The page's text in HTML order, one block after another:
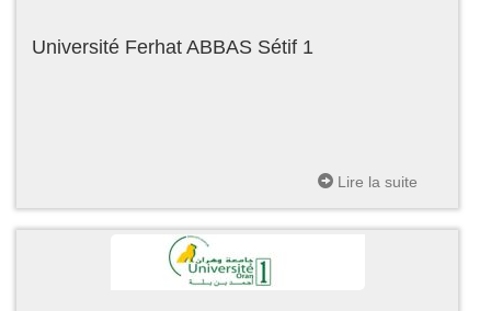
Université Ferhat ABBAS Sétif 1
Lire la suite